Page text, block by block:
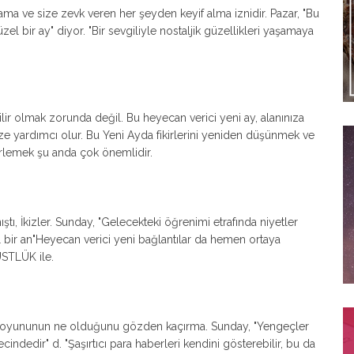
ve size zevk veren her şeyden keyif alma iznidir. Pazar, "Bu
bir ay" diyor. "Bir sevgiliyle nostaljik güzellikleri yaşamaya
zorunda değil. Bu heyecan verici yeni ay, alanınıza
olur. Bu Yeni Ayda fikirlerini yeniden düşünmek ve
şu anda çok önemlidir.
İkizler. Sunday, "Gelecekteki öğrenimi etrafında niyetler
an"Heyecan verici yeni bağlantılar da hemen ortaya
ile.
ne olduğunu gözden kaçırma. Sunday, "Yengeçler
d. "Şaşırtıcı para haberleri kendini gösterebilir, bu da